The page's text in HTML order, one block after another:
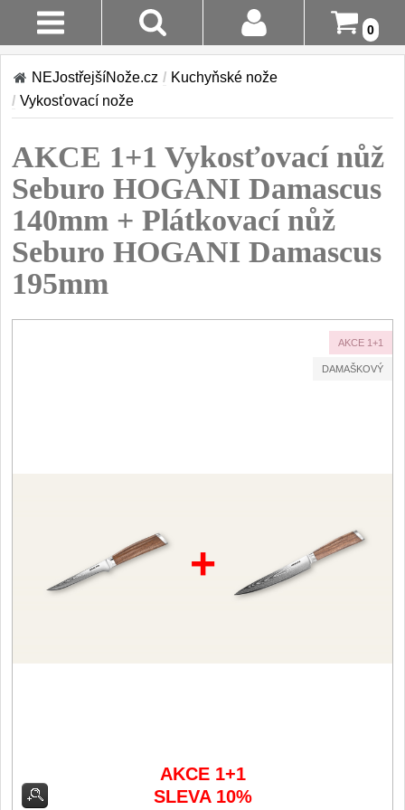
0
Stav
Objednávky
Registrace
Doručení A
Platba
Vrácení Do
Akce!
Kuchyňské nože
Sady kuchyňských nožů 9
Šéfkuchařské nože
Univerzální nože 50
Nože na ovoce a
Vykosťovací nože
Steakové nože
NEJostřejšíNože.cz / Kuchyňské nože
/ Vykosťovací nože
AKCE 1+1 Vykosťovací nůž
Seburo HOGANI Damascus
140mm + Plátkovací nůž
Seburo HOGANI Damascus
195mm
AKCE 1+1
DAMAŠKOVÝ
+
AKCE 1+1
SLEVA 10%